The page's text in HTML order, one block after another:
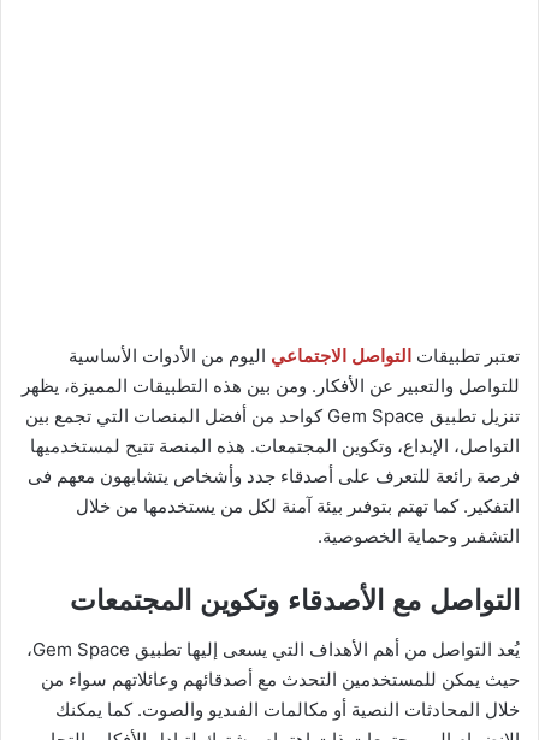
تعتبر تطبيقات التواصل الاجتماعي اليوم من الأدوات الأساسية
للتواصل والتعبير عن الأفكار. ومن بين هذه التطبيقات المميزة، يظهر
تنزيل تطبيق Gem Space كواحد من أفضل المنصات التي تجمع بين
التواصل، الإبداع، وتكوين المجتمعات. هذه المنصة تتيح لمستخدميها
فرصة رائعة للتعرف على أصدقاء جدد وأشخاص يتشابهون معهم فى
التفكير. كما تهتم بتوفىر بيئة آمنة لكل من يستخدمها من خلال
التشفىر وحماية الخصوصية.
التواصل مع الأصدقاء وتكوين المجتمعات
يُعد التواصل من أهم الأهداف التي يسعى إليها تطبيق Gem Space،
حيث يمكن للمستخدمين التحدث مع أصدقائهم وعائلاتهم سواء من
خلال المحادثات النصية أو مكالمات الفىديو والصوت. كما يمكنك